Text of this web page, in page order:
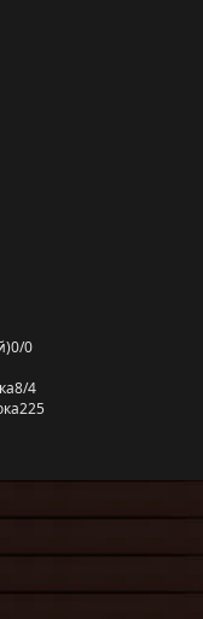
0/0
8/4
225